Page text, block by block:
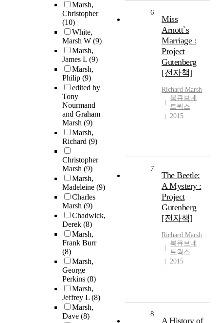
Marsh,
Christopher
(10)
White,
Marsh W (9)
Marsh,
James L (9)
Marsh,
Philip (9)
edited by
Tony
Nourmand
and Graham
Marsh (9)
Marsh,
Richard (9)
Christopher
Marsh (9)
Marsh,
Madeleine (9)
Charles
Marsh (9)
Chadwick,
Derek (8)
Marsh,
Frank Burr
(8)
Marsh,
George
Perkins (8)
Marsh,
Jeffrey L (8)
Marsh,
Dave (8)
6
Miss
Arnott`s
Marriage :
Project
Gutenberg
[전자책]
Richard Marsh
북큐브네
트웍스
2015
7
The Beetle:
A Mystery :
Project
Gutenberg
[전자책]
Richard Marsh
북큐브네
트웍스
2015
8
A History of